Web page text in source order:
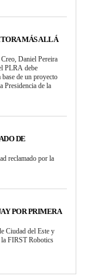
MÁS ALLÁ
Daniel Pereira
PLRA debe
de un proyecto
Presidencia de la
DE
reclamado por la
POR PRIMERA
Ciudad del Este y
la FIRST Robotics